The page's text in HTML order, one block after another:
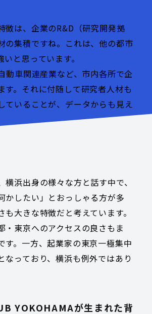
徴は、企業のR&D（研究開発拠
の集積ですね。これは、他の都市
と思っています。
動車関連産業など、市内各所で企
す。それに付随して研究者人材も
ていることが、データからも見え
横浜出身の様々な方と話す中で、
かしたい」とおっしゃる方が多
も大きな特徴だと考えています。
・東京へのアクセスの良さもま
す。一方、起業家の東京一極集中
なっており、横浜も例外ではあり
YOKOHAMAが生まれた背